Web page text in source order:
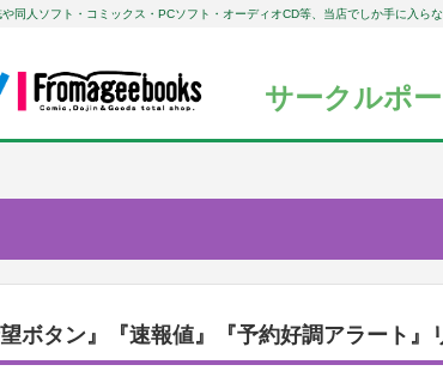
同人ソフト・コミックス・PCソフト・オーディオCD等、当店でしか手に入ら
サークルポ
ボタン』『速報値』『予約好調アラート』